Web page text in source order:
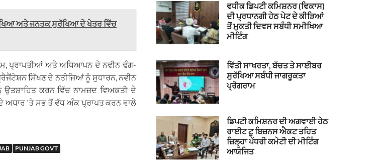
ਅਤੇ ਜਨਤਕ ਸੁਰੱਖਿਆ ਦੇ ਖੇਤਰ ਵਿੱਚ
ਪ੍ਰਾਪਤੀਆਂ ਅਤੇ ਅਧਿਆਪਨ ਦੇ ਨਵੀਨ ਢੰਗ-
ਸਿੱਖਣ ਦੇ ਨਤੀਜਿਆਂ ਨੂੰ ਸੁਧਾਰਨ, ਨਵੀਨ
ਕਰਨ ਵਿੱਚ ਨਾਮਜ਼ਦ ਵਿਅਕਤੀ ਦੇ
‘ਤੇ ਸਭ ਤੋਂ ਵੱਧ ਅੰਕ ਪ੍ਰਾਪਤ ਕਰਨ ਵਾਲੇ
PUNJAB GOVT
ਵਧੀਕ ਡਿਪਟੀ ਕਮਿਸ਼ਨਰ (ਵਿਕਾਸ)
ਦੀ ਪ੍ਰਧਾਨਗੀ ਹੇਠ ਪੇਟ ਦੇ ਕੀੜਿਆਂ
ਤੋਂ ਮੁਕਤੀ ਦਿਵਸ ਸਬੰਧੀ ਸਮੀਖਿਆ
ਮੀਟਿੰਗ
ਵਿੱਤੀ ਸਾਖਰਤਾ, ਬੱਚਤ ਤੇ ਸਾਈਬਰ
ਸੁਰੱਖਿਆ ਸਬੰਧੀ ਜਾਗਰੂਕਤਾ
ਪ੍ਰੋਗਰਾਮ
ਡਿਪਟੀ ਕਮਿਸ਼ਨਰ ਦੀ ਅਗਵਾਈ ਹੇਠ
ਰਾਈਟ ਟੂ ਬਿਜ਼ਨਸ ਐਕਟ ਤਹਿਤ
ਜ਼ਿਲ੍ਹਾ ਪੱਧਰੀ ਕਮੇਟੀ ਦੀ ਮੀਟਿੰਗ
ਆਯੋਜਿਤ